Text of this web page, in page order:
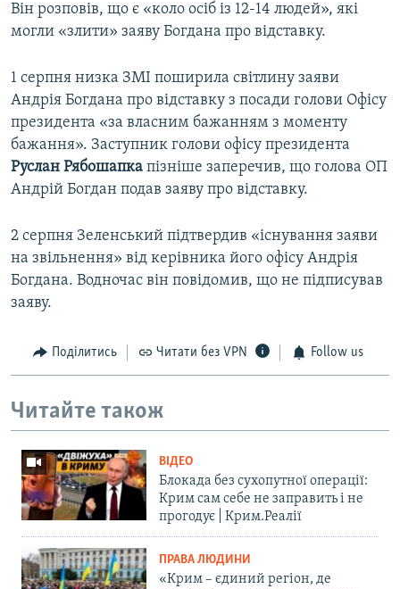
Він розповів, що є «коло осіб із 12-14 людей», які
могли «злити» заяву Богдана про відставку.
1 серпня низка ЗМІ поширила світлину заяви
Андрія Богдана про відставку з посади голови Офісу
президента «за власним бажанням з моменту
бажання». Заступник голови офісу президента
Руслан Рябошапка пізніше заперечив, що голова ОП
Андрій Богдан подав заяву про відставку.
2 серпня Зеленський підтвердив «існування заяви
на звільнення» від керівника його офісу Андрія
Богдана. Водночас він повідомив, що не підписував
заяву.
Поділитись Читати без VPN Follow us
Читайте також
ВІДЕО
Блокада без сухопутної операції:
Крим сам себе не заправить і не
прогодує | Крим.Реалії
ПРАВА ЛЮДИНИ
«Крим – єдиний регіон, де